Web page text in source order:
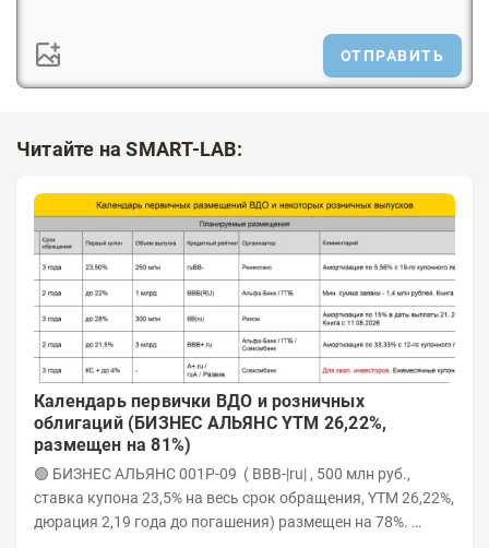
ОТПРАВИТЬ
Читайте на SMART-LAB:
Календарь первички ВДО и розничных
облигаций (БИЗНЕС АЛЬЯНС YTM 26,22%,
размещен на 81%)
🟢 БИЗНЕС АЛЬЯНС 001P-09 ( BBB-|ru| , 500 млн руб.,
ставка купона 23,5% на весь срок обращения, YTM 26,22%,
дюрация 2,19 года до погашения) размещен на 78%.